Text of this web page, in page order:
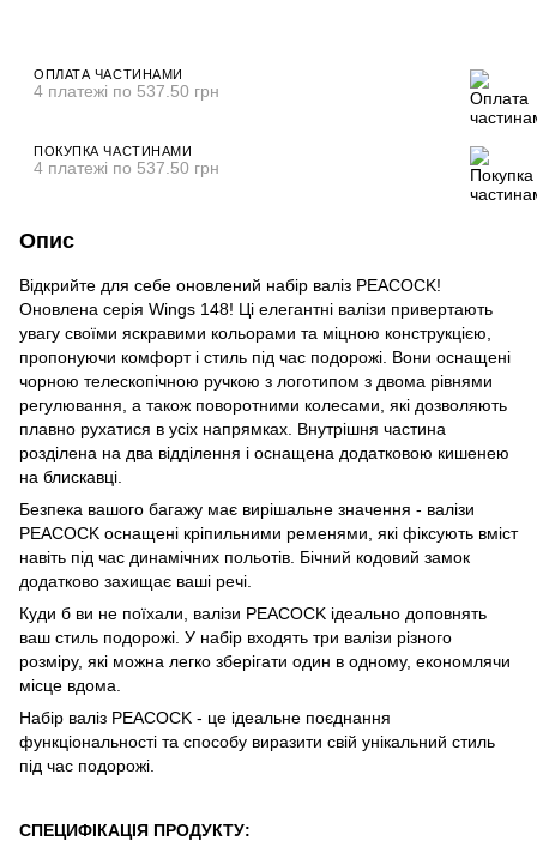
ОПЛАТА ЧАСТИНАМИ
4 платежі по 537.50 грн
ПОКУПКА ЧАСТИНАМИ
4 платежі по 537.50 грн
Опис
Відкрийте для себе оновлений набір валіз PEACOCK!
Оновлена серія Wings 148! Ці елегантні валізи привертають
увагу своїми яскравими кольорами та міцною конструкцією,
пропонуючи комфорт і стиль під час подорожі. Вони оснащені
чорною телескопічною ручкою з логотипом з двома рівнями
регулювання, а також поворотними колесами, які дозволяють
плавно рухатися в усіх напрямках. Внутрішня частина
розділена на два відділення і оснащена додатковою кишенею
на блискавці.
Безпека вашого багажу має вирішальне значення - валізи
PEACOCK оснащені кріпильними ременями, які фіксують вміст
навіть під час динамічних польотів. Бічний кодовий замок
додатково захищає ваші речі.
Куди б ви не поїхали, валізи PEACOCK ідеально доповнять
ваш стиль подорожі. У набір входять три валізи різного
розміру, які можна легко зберігати один в одному, економлячи
місце вдома.
Набір валіз PEACOCK - це ідеальне поєднання
функціональності та способу виразити свій унікальний стиль
під час подорожі.
СПЕЦИФІКАЦІЯ ПРОДУКТУ: